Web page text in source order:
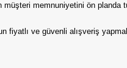
müşteri memnuniyetini ön planda
fiyatlı ve güvenli alışveriş